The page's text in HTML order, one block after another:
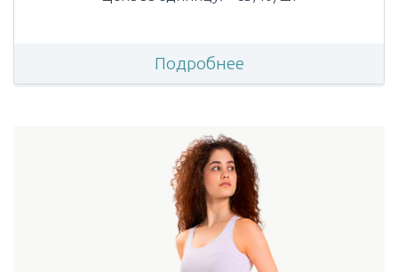
Подробнее